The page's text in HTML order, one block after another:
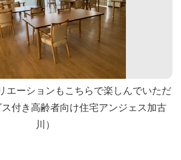
ーションもこちらで楽しんでいただ
付き高齢者向け住宅アンジェス加古
川）